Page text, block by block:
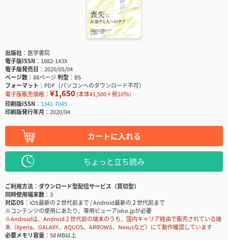
出版社
医学書院
電子版ISSN
1882-143X
電子版発売日
2020/05/04
ページ数
88ページ判型
B5
フォーマット
PDF（パソコンへのダウンロード不可）
電子版販売価格： ¥1,650(本体¥1,500＋税10％)
印刷版ISSN
1341-7045
印刷版発行年月
2020/04
カートに入れる
ちょっと立ち読み
ご利用方法
ダウンロード型配信サービス（買切型）
同時使用端末数
3
対応OS
iOS最新の２世代前まで / Android最新の２世代前まで
※コンテンツの使用にあたり、専用ビューアisho.jpが必要
※Androidは、Android２世代前の端末のうち、国内キャリア経由で販売されている端
末（Xperia、GALAXY、AQUOS、ARROWS、Nexusなど）にて動作確認しています
必要メモリ容量
58 MB以上